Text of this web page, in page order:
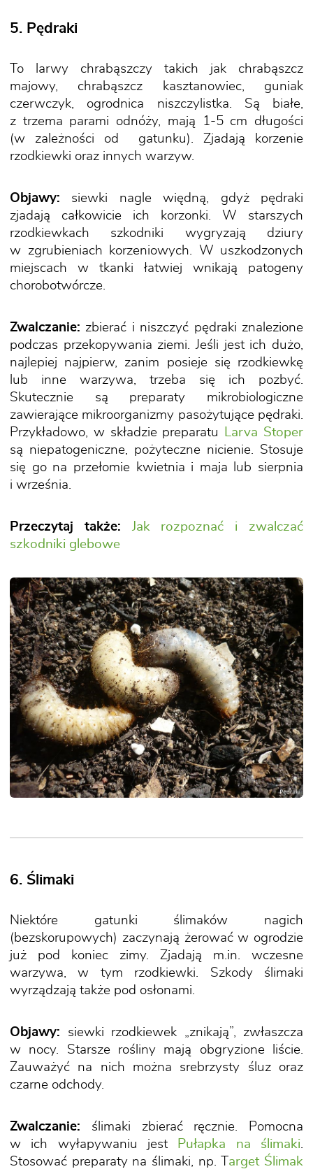
5. Pędraki
To larwy chrabąszczy takich jak chrabąszcz
majowy, chrabąszcz kasztanowiec, guniak
czerwczyk, ogrodnica niszczylistka. Są białe,
z trzema parami odnóży, mają 1-5 cm długości
(w zależności od gatunku). Zjadają korzenie
rzodkiewki oraz innych warzyw.
Objawy: siewki nagle więdną, gdyż pędraki
zjadają całkowicie ich korzonki. W starszych
rzodkiewkach szkodniki wygryzają dziury
w zgrubieniach korzeniowych. W uszkodzonych
miejscach w tkanki łatwiej wnikają patogeny
chorobotwórcze.
Zwalczanie: zbierać i niszczyć pędraki znalezione
podczas przekopywania ziemi. Jeśli jest ich dużo,
najlepiej najpierw, zanim posieje się rzodkiewkę
lub inne warzywa, trzeba się ich pozbyć.
Skutecznie są preparaty mikrobiologiczne
zawierające mikroorganizmy pasożytujące pędraki.
Przykładowo, w składzie preparatu
Larva Stoper
są niepatogeniczne, pożyteczne nicienie. Stosuje
się go na przełomie kwietnia i maja lub sierpnia
i września.
Przeczytaj także:
Jak rozpoznać i zwalczać
szkodniki glebowe
6. Ślimaki
Niektóre gatunki ślimaków nagich
(bezskorupowych) zaczynają żerować w ogrodzie
już pod koniec zimy. Zjadają m.in. wczesne
warzywa, w tym rzodkiewki. Szkody ślimaki
wyrządzają także pod osłonami.
Objawy: siewki rzodkiewek „znikają”, zwłaszcza
w nocy. Starsze rośliny mają obgryzione liście.
Zauważyć na nich można srebrzysty śluz oraz
czarne odchody.
Zwalczanie: ślimaki zbierać ręcznie. Pomocna
w ich wyłapywaniu jest
Pułapka na ślimaki.
Stosować preparaty na ślimaki, np. T arget Ślimak